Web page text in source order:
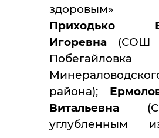
здоровым»
Приходько
Игоревна (СОШ
Побегайловка
района);
Витальевна
углубленным